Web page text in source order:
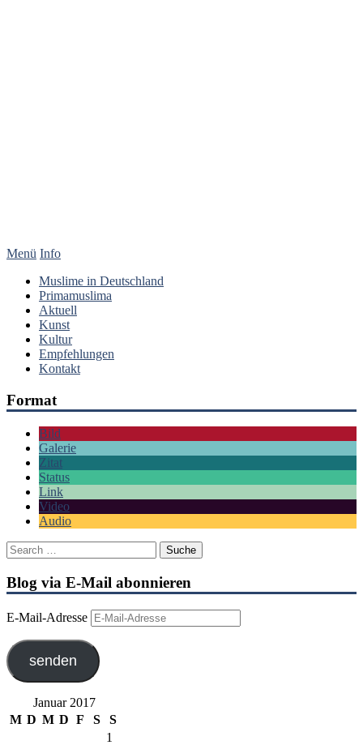
Menü Info
Muslime in Deutschland
Primamuslima
Aktuell
Kunst
Kultur
Empfehlungen
Kontakt
Format
Bild
Galerie
Zitat
Status
Link
Video
Audio
Blog via E-Mail abonnieren
E-Mail-Adresse
senden
Januar 2017
M D M D F S
S
1